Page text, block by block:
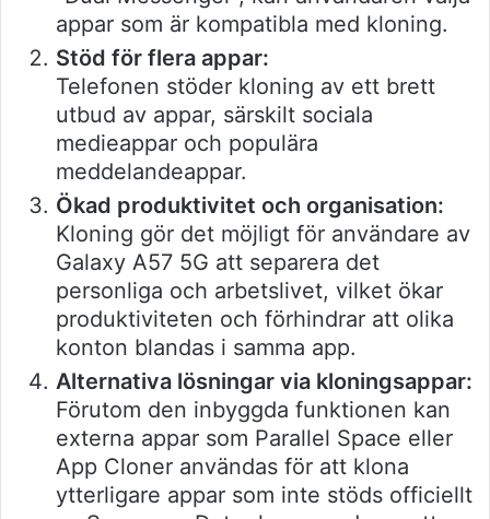
appar som är kompatibla med kloning.
Stöd för flera appar:
Telefonen stöder kloning av ett brett
utbud av appar, särskilt sociala
medieappar och populära
meddelandeappar.
Ökad produktivitet och organisation:
Kloning gör det möjligt för användare av
Galaxy A57 5G att separera det
personliga och arbetslivet, vilket ökar
produktiviteten och förhindrar att olika
konton blandas i samma app.
Alternativa lösningar via kloningsappar:
Förutom den inbyggda funktionen kan
externa appar som Parallel Space eller
App Cloner användas för att klona
ytterligare appar som inte stöds officiellt